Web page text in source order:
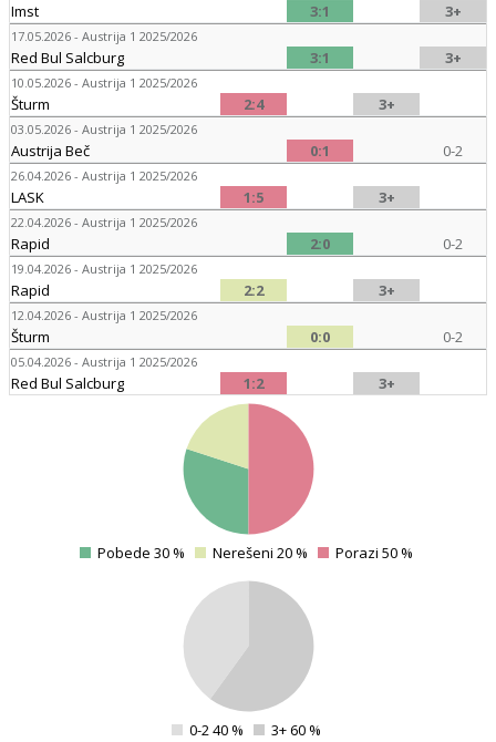
Imst 3:1 3+
17.05.2026 - Austrija 1 2025/2026
Red Bul Salcburg 3:1 3+
10.05.2026 - Austrija 1 2025/2026
Šturm 2:4 3+
03.05.2026 - Austrija 1 2025/2026
Austrija Beč 0:1 0-2
26.04.2026 - Austrija 1 2025/2026
LASK 1:5 3+
22.04.2026 - Austrija 1 2025/2026
Rapid 2:0 0-2
19.04.2026 - Austrija 1 2025/2026
Rapid 2:2 3+
12.04.2026 - Austrija 1 2025/2026
Šturm 0:0 0-2
05.04.2026 - Austrija 1 2025/2026
Red Bul Salcburg 1:2 3+
0
Pobede 30 % Nerešeni 20 % Porazi 50 %
0-2 40 % 3+ 60 %